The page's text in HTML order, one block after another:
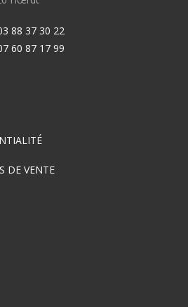
88 37 30 22
60 87 17 99
DE VENTE